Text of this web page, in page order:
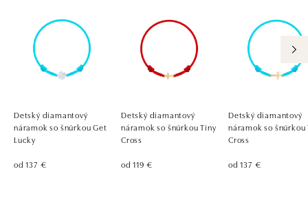
Detský diamantový
náramok so šnúrkou Get
Lucky
od 137 €
Detský diamantový
náramok so šnúrkou Tiny
Cross
od 119 €
Detský diamantový
náramok so šnúrkou
Cross
od 137 €